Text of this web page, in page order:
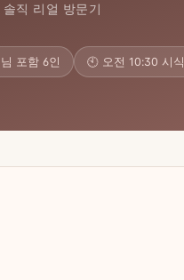
직 리얼 방문기
포함 6인 🕙 오전 10:30 시식